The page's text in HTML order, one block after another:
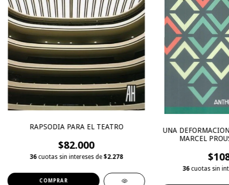
RAPSODIA PARA EL TEATRO
$82.000
36 cuotas sin intereses de$2.278
UNA
MARCEL
36 cuotas sin